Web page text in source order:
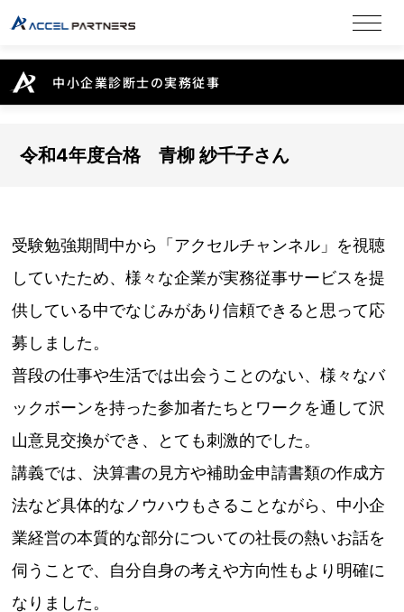
中小企業診断士の実務従事
令和4年度合格 青柳 紗千子さん
受験勉強期間中から「アクセルチャンネル」を視聴
していたため、様々な企業が実務従事サービスを提
供している中でなじみがあり信頼できると思って応
募しました。
普段の仕事や生活では出会うことのない、様々なバ
ックボーンを持った参加者たちとワークを通して沢
山意見交換ができ、とても刺激的でした。
講義では、決算書の見方や補助金申請書類の作成方
法など具体的なノウハウもさることながら、中小企
業経営の本質的な部分についての社長の熱いお話を
伺うことで、自分自身の考えや方向性もより明確に
なりました。